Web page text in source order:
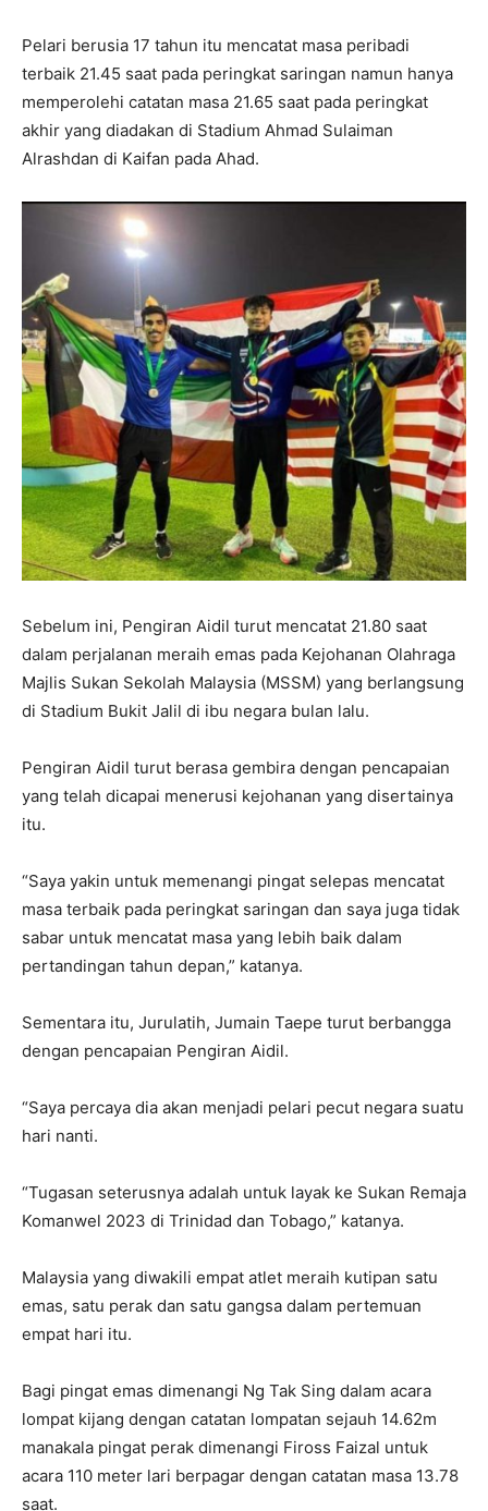
Pelari berusia 17 tahun itu mencatat masa peribadi
terbaik 21.45 saat pada peringkat saringan namun hanya
memperolehi catatan masa 21.65 saat pada peringkat
akhir yang diadakan di Stadium Ahmad Sulaiman
Alrashdan di Kaifan pada Ahad.
Sebelum ini, Pengiran Aidil turut mencatat 21.80 saat
dalam perjalanan meraih emas pada Kejohanan Olahraga
Majlis Sukan Sekolah Malaysia (MSSM) yang berlangsung
di Stadium Bukit Jalil di ibu negara bulan lalu.
Pengiran Aidil turut berasa gembira dengan pencapaian
yang telah dicapai menerusi kejohanan yang disertainya
itu.
“Saya yakin untuk memenangi pingat selepas mencatat
masa terbaik pada peringkat saringan dan saya juga tidak
sabar untuk mencatat masa yang lebih baik dalam
pertandingan tahun depan,” katanya.
Sementara itu, Jurulatih, Jumain Taepe turut berbangga
dengan pencapaian Pengiran Aidil.
“Saya percaya dia akan menjadi pelari pecut negara suatu
hari nanti.
“Tugasan seterusnya adalah untuk layak ke Sukan Remaja
Komanwel 2023 di Trinidad dan Tobago,” katanya.
Malaysia yang diwakili empat atlet meraih kutipan satu
emas, satu perak dan satu gangsa dalam pertemuan
empat hari itu.
Bagi pingat emas dimenangi Ng Tak Sing dalam acara
lompat kijang dengan catatan lompatan sejauh 14.62m
manakala pingat perak dimenangi Fiross Faizal untuk
acara 110 meter lari berpagar dengan catatan masa 13.78
saat.